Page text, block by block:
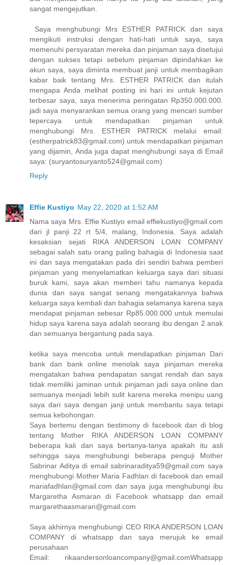
sangat mengejutkan.
Saya menghubungi Mrs ESTHER PATRICK dan saya
mengikuti instruksi dengan hati-hati untuk saya, saya
memenuhi persyaratan mereka dan pinjaman saya disetujui
dengan sukses tetapi sebelum pinjaman dipindahkan ke
akun saya, saya diminta membuat janji untuk membagikan
kabar baik tentang Mrs. ESTHER PATRICK dan itulah
mengapa Anda melihat posting ini hari ini untuk kejutan
terbesar saya, saya menerima peringatan Rp350.000.000.
jadi saya menyarankan semua orang yang mencari sumber
tepercaya untuk mendapatkan pinjaman untuk
menghubungi Mrs. ESTHER PATRICK melalui email:
(estherpatrick83@gmail.com) untuk mendapatkan pinjaman
yang dijamin, Anda juga dapat menghubungi saya di Email
saya: (suryantosuryanto524@gmail.com)
Reply
Effie Kustiyo May 22, 2020 at 1:52 AM
Nama saya Mrs. Effie Kustiyo email effiekustiyo@gmail.com
dari jl panji 22 rt 5/4, malang, Indonesia. Saya adalah
kesaksian sejati RIKA ANDERSON LOAN COMPANY
sebagai salah satu orang paling bahagia di Indonesia saat
ini dan saya mengatakan pada diri sendiri bahwa pemberi
pinjaman yang menyelamatkan keluarga saya dari situasi
buruk kami, saya akan memberi tahu namanya kepada
dunia dan saya sangat senang mengatakannya bahwa
keluarga saya kembali dan bahagia selamanya karena saya
mendapat pinjaman sebesar Rp85.000.000 untuk memulai
hidup saya karena saya adalah seorang ibu dengan 2 anak
dan semuanya bergantung pada saya.
ketika saya mencoba untuk mendapatkan pinjaman Dari
bank dan bank online menolak saya pinjaman mereka
mengatakan bahwa pendapatan sangat rendah dan saya
tidak memiliki jaminan untuk pinjaman jadi saya online dan
semuanya menjadi lebih sulit karena mereka menipu uang
saya dari saya dengan janji untuk membantu saya tetapi
semua kebohongan.
Saya bertemu dengan tiestimony di facebook dan di blog
tentang Mother RIKA ANDERSON LOAN COMPANY
beberapa kali dan saya bertanya-tanya apakah itu asli
sehingga saya menghubungi beberapa penguji Mother
Sabrinar Aditya di email sabrinaraditya59@gmail.com saya
menghubungi Mother Maria Fadhlan di facebook dan email
mariafadhlan@gmail.com dan saya juga menghubungi ibu
Margaretha Asmaran di Facebook whatsapp dan email
margarethaasmaran@gmail.com
Saya akhirnya menghubungi CEO RIKA ANDERSON LOAN
COMPANY di whatsapp dan saya merujuk ke email
perusahaan
Email: rikaandersonloancompany@gmail.comWhatsapp